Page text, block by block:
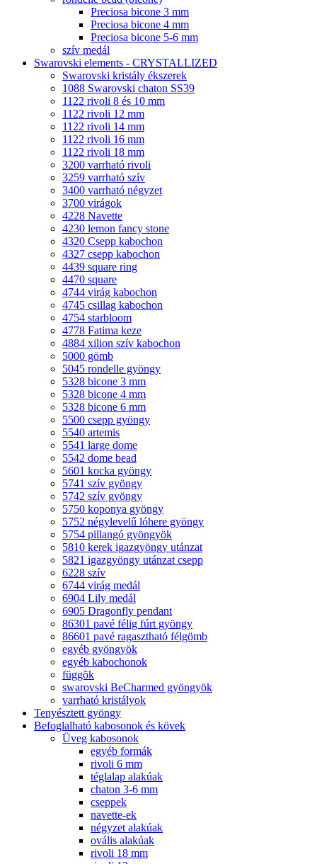
Preciosa bicone 3 mm
Preciosa bicone 4 mm
Preciosa bicone 5-6 mm
szív medál
Swarovski elements - CRYSTALLIZED
Swarovski kristály ékszerek
1088 Swarovski chaton SS39
1122 rivoli 8 és 10 mm
1122 rivoli 12 mm
1122 rivoli 14 mm
1122 rivoli 16 mm
1122 rivoli 18 mm
3200 varrható rivoli
3259 varrható szív
3400 varrható négyzet
3700 virágok
4228 Navette
4230 lemon fancy stone
4320 Csepp kabochon
4327 csepp kabochon
4439 square ring
4470 square
4744 virág kabochon
4745 csillag kabochon
4754 starbloom
4778 Fatima keze
4884 xilion szív kabochon
5000 gömb
5045 rondelle gyöngy
5328 bicone 3 mm
5328 bicone 4 mm
5328 bicone 6 mm
5500 csepp gyöngy
5540 artemis
5541 large dome
5542 dome bead
5601 kocka gyöngy
5741 szív gyöngy
5742 szív gyöngy
5750 koponya gyöngy
5752 négylevelű lóhere gyöngy
5754 pillangó gyöngyök
5810 kerek igazgyöngy utánzat
5821 igazgyöngy utánzat csepp
6228 szív
6744 virág medál
6904 Lily medál
6905 Dragonfly pendant
86301 pavé félig fúrt gyöngy
86601 pavé ragasztható félgömb
egyéb gyöngyök
egyéb kabochonok
függõk
swarovski BeCharmed gyöngyök
varrható kristályok
Tenyésztett gyöngy
Befoglalható kabosonok és kövek
Üveg kabosonok
egyéb formák
rivoli 6 mm
téglalap alakúak
chaton 3-6 mm
cseppek
navette-ek
négyzet alakúak
ovális alakúak
rivoli 18 mm